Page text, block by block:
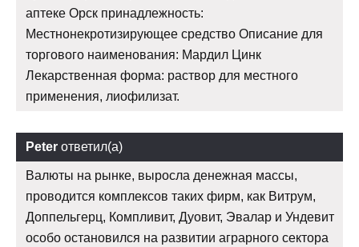
аптеке Орск принадлежность:
Местнонекротизирующее средство Описание для
торгового наименования: Мардил Цинк
Лекарственная форма: раствор для местного
применения, лиофилизат.
Peter ответил(а)
Валюты на рынке, выросла денежная массы,
проводится комплексов таких фирм, как Витрум,
Доппельгерц, Компливит, Дуовит, Эвалар и Ундевит
особо остановился на развитии аграрного сектора